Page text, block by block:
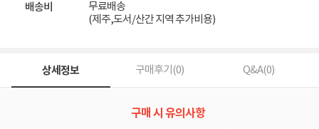
배송비
무료배송
(제주,도서/산간 지역 추가비용)
상세정보 구매후기(0) Q&A(0)
구매 시 유의사항